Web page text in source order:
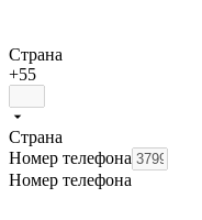
Страна
+55
Страна
Номер телефона
Номер телефона